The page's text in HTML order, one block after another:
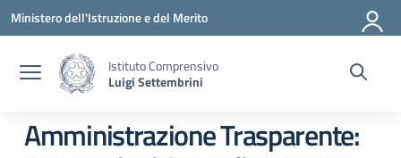
Vai ai contenuti
Vai al menu di navigazione
Vai al footer
Ministero dell'Istruzione e del Merito
Istituto Comprensivo
Luigi Settembrini
Amministrazione Trasparente: